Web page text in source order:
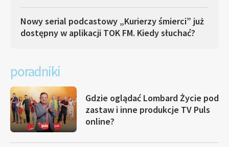
Nowy serial podcastowy „Kurierzy śmierci” już
dostępny w aplikacji TOK FM. Kiedy słuchać?
poradniki
Gdzie oglądać Lombard Życie pod
zastaw i inne produkcje TV Puls
online?